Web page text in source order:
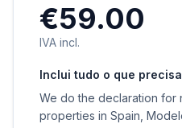
€59.00
IVA incl.
Inclui tudo o que
We do the declaration for
properties in Spain,